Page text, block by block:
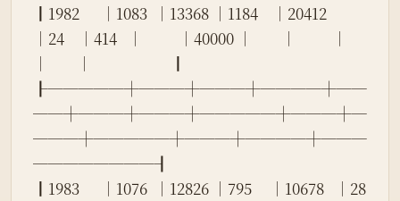
┃1982      │1083  │13368 │1184    │20412
│24    │414   │          │40000 │        │          │
│        │                      ┃
┠─────┼───┼───┼────┼──
──┼───┼───┼─────┼───┼─
───┼─────┼───┼────┼───
────────┨
┃1983      │1076  │12826 │795     │10678   │28